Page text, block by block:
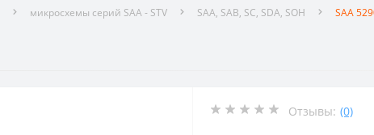
микросхемы серий SAA - STV SAA, SAB, SC, SDA, SOH SAA
Отзывы: (0)